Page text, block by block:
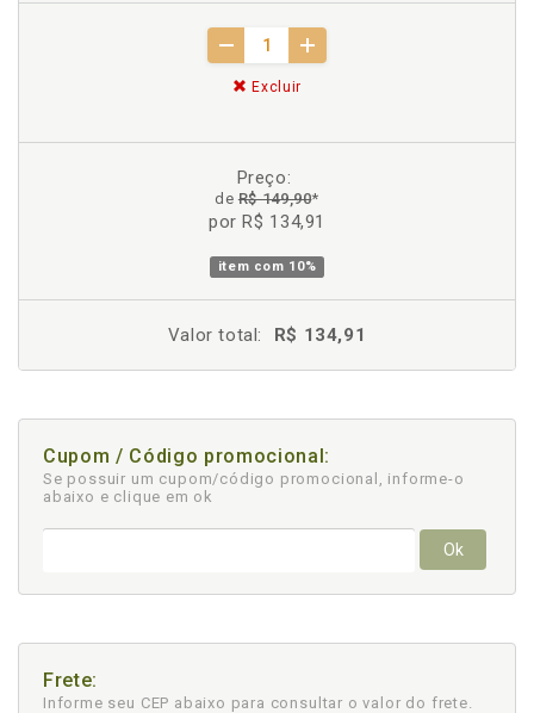
Excluir
Preço:
deR$ 149,90*
por R$ 134,91
item com 10%
Valor total: R$ 134,91
Cupom / Código promocional:
Se possuir um cupom/código promocional, informe-o
abaixo e clique em ok
Ok
Frete:
Informe seu CEP abaixo para consultar o valor do frete.